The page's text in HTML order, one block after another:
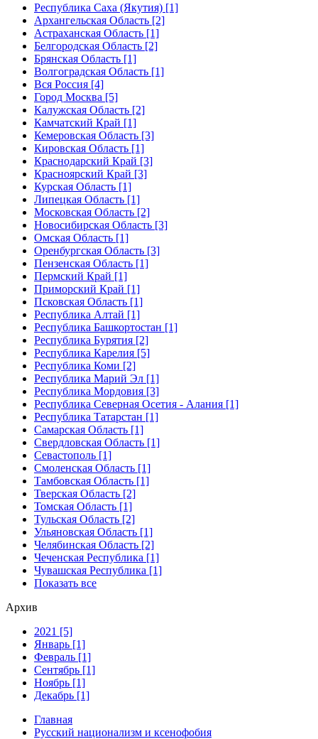
Республика Саха (Якутия) [1]
Архангельская Область [2]
Астраханская Область [1]
Белгородская Область [2]
Брянская Область [1]
Волгоградская Область [1]
Вся Россия [4]
Город Москва [5]
Калужская Область [2]
Камчатский Край [1]
Кемеровская Область [3]
Кировская Область [1]
Краснодарский Край [3]
Красноярский Край [3]
Курская Область [1]
Липецкая Область [1]
Московская Область [2]
Новосибирская Область [3]
Омская Область [1]
Оренбургская Область [3]
Пензенская Область [1]
Пермский Край [1]
Приморский Край [1]
Псковская Область [1]
Республика Алтай [1]
Республика Башкортостан [1]
Республика Бурятия [2]
Республика Карелия [5]
Республика Коми [2]
Республика Марий Эл [1]
Республика Мордовия [3]
Республика Северная Осетия - Алания [1]
Республика Татарстан [1]
Самарская Область [1]
Свердловская Область [1]
Севастополь [1]
Смоленская Область [1]
Тамбовская Область [1]
Тверская Область [2]
Томская Область [1]
Тульская Область [2]
Ульяновская Область [1]
Челябинская Область [2]
Чеченская Республика [1]
Чувашская Республика [1]
Показать все
Архив
2021 [5]
Январь [1]
Февраль [1]
Сентябрь [1]
Ноябрь [1]
Декабрь [1]
Главная
Русский национализм и ксенофобия